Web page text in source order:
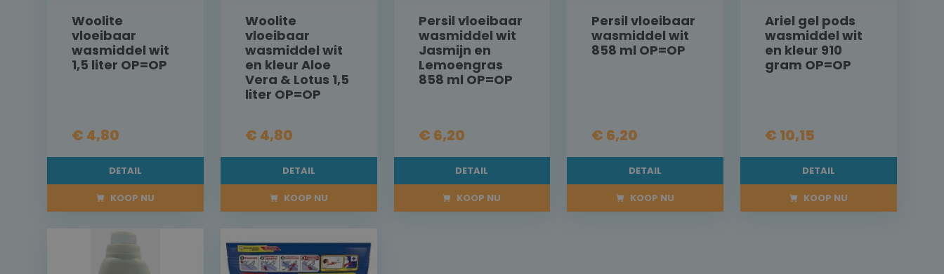
Woolite
vloeibaar
wasmiddel wit
1,5 liter OP=OP
€ 4,80
DETAIL
KOOP NU
Woolite
vloeibaar
wasmiddel wit
en kleur Aloe
Vera & Lotus 1,5
liter OP=OP
€ 4,80
DETAIL
KOOP NU
Persil vloeibaar
wasmiddel wit
Jasmijn en
Lemoengras
858 ml OP=OP
€ 6,20
DETAIL
KOOP NU
Persil vloeibaar
wasmiddel wit
858 ml OP=OP
€ 6,20
DETAIL
KOOP NU
Ariel gel pods
wasmiddel wit
en kleur 910
gram OP=OP
€ 10,15
DETAIL
KOOP NU